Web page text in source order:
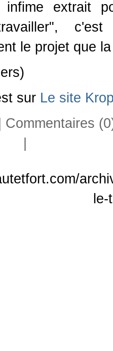
extrait
le projet que
sur Le site
Commentaires